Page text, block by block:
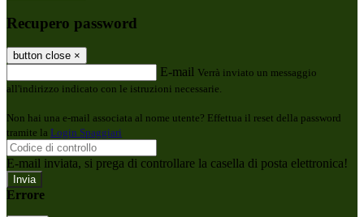
Recupero password
button close ×
E-mail Verrà inviato un messaggio
all'indirizzo indicato con le istruzioni necessarie.
Non hai una e-mail associata al nome utente? Effettua il reset della password
tramite la Login Spaggiari
E-mail inviata, si prega di controllare la casella di posta elettronica!
Errore